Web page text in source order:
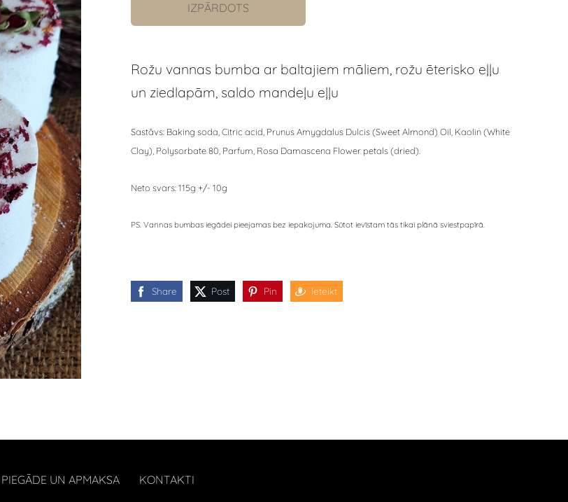
IZPĀRDOTS
Rožu vannas bumba ar baltajiem māliem, rožu ēterisko eļļu
un ziedlapām, saldo mandeļu eļļu
Sastāvs: Baking soda, Citric acid, Prunus Amygdalus Dulcis (Sweet Almond) Oil, Kaolin (White
Clay), Polysorbate 80, Parfum, Rosa Damascena Flower petals (dried).
Neto svars: 115g +/- 10g
PS. Vannas bumbas iegādei pieejamas bez iepakojuma. Sūtot ievīstam tās tikai plānā sviestpapīrā.
Share Post Pin Ieteikt
PIEGĀDE UN APMAKSA KONTAKTI